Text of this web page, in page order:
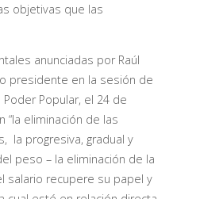
objetivas que las
anunciadas por Raúl
presidente en la sesión de
Popular, el 24 de
“la eliminación de las
la progresiva, gradual y
peso – la eliminación de la
salario recupere su papel y